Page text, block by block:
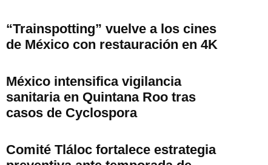
“Trainspotting” vuelve a los cines
de México con restauración en 4K
México intensifica vigilancia
sanitaria en Quintana Roo tras
casos de Cyclospora
Comité Tláloc fortalece estrategia